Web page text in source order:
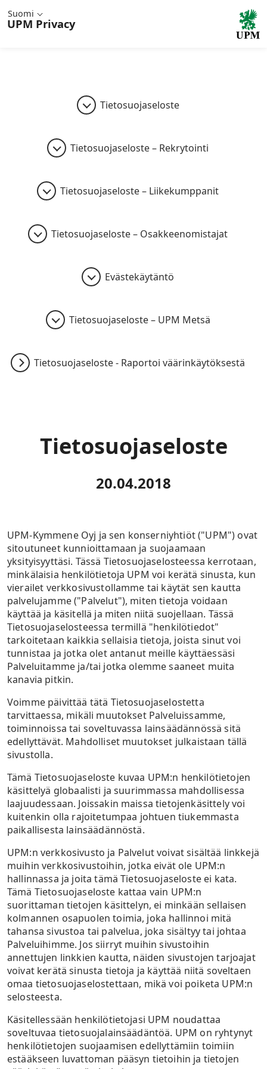
Suomi
UPM Privacy
Tietosuojaseloste
Tietosuojaseloste – Rekrytointi
Tietosuojaseloste – Liikekumppanit
Tietosuojaseloste – Osakkeenomistajat
Evästekäytäntö
Tietosuojaseloste – UPM Metsä
Tietosuojaseloste - Raportoi väärinkäytöksestä
Tietosuojaseloste
20.04.2018
UPM-Kymmene Oyj ja sen konserniyhtiöt ("UPM") ovat
sitoutuneet kunnioittamaan ja suojaamaan
yksityisyyttäsi. Tässä Tietosuojaselosteessa kerrotaan,
minkälaisia henkilötietoja UPM voi kerätä sinusta, kun
vierailet verkkosivustollamme tai käytät sen kautta
palvelujamme ("Palvelut"), miten tietoja voidaan
käyttää ja käsitellä ja miten niitä suojellaan. Tässä
Tietosuojaselosteessa termillä "henkilötiedot"
tarkoitetaan kaikkia sellaisia tietoja, joista sinut voi
tunnistaa ja jotka olet antanut meille käyttäessäsi
Palveluitamme ja/tai jotka olemme saaneet muita
kanavia pitkin.
Voimme päivittää tätä Tietosuojaselostetta
tarvittaessa, mikäli muutokset Palveluissamme,
toiminnoissa tai soveltuvassa lainsäädännössä sitä
edellyttävät. Mahdolliset muutokset julkaistaan tällä
sivustolla.
Tämä Tietosuojaseloste kuvaa UPM:n henkilötietojen
käsittelyä globaalisti ja suurimmassa mahdollisessa
laajuudessaan. Joissakin maissa tietojenkäsittely voi
kuitenkin olla rajoitetumpaa johtuen tiukemmasta
paikallisesta lainsäädännöstä.
UPM:n verkkosivusto ja Palvelut voivat sisältää linkkejä
muihin verkkosivustoihin, jotka eivät ole UPM:n
hallinnassa ja joita tämä Tietosuojaseloste ei kata.
Tämä Tietosuojaseloste kattaa vain UPM:n
suorittaman tietojen käsittelyn, ei minkään sellaisen
kolmannen osapuolen toimia, joka hallinnoi mitä
tahansa sivustoa tai palvelua, joka sisältyy tai johtaa
Palveluihimme. Jos siirryt muihin sivustoihin
annettujen linkkien kautta, näiden sivustojen tarjoajat
voivat kerätä sinusta tietoja ja käyttää niitä soveltaen
omaa tietosuojaselostettaan, mikä voi poiketa UPM:n
selosteesta.
Käsitellessään henkilötietojasi UPM noudattaa
soveltuvaa tietosuojalainsäädäntöä. UPM on ryhtynyt
henkilötietojen suojaamisen edellyttämiin toimiin
estääkseen luvattoman pääsyn tietoihin ja tietojen